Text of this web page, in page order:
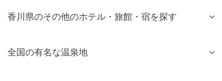
香川県のその他のホテル・旅館・宿を探す
全国の有名な温泉地